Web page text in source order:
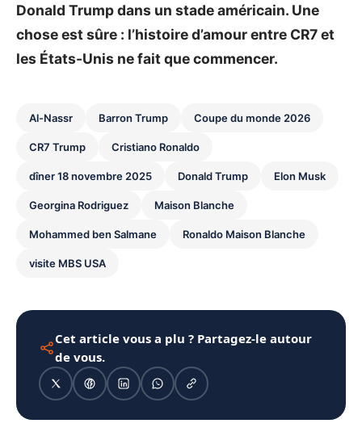
Donald Trump dans un stade américain. Une
chose est sûre : l’histoire d’amour entre CR7 et
les États-Unis ne fait que commencer.
Al-Nassr Barron Trump Coupe du monde 2026
CR7 Trump Cristiano Ronaldo
dîner 18 novembre 2025 Donald Trump Elon Musk
Georgina Rodriguez Maison Blanche
Mohammed ben Salmane Ronaldo Maison Blanche
visite MBS USA
Cet article vous a plu ? Partagez-le autour
de vous.